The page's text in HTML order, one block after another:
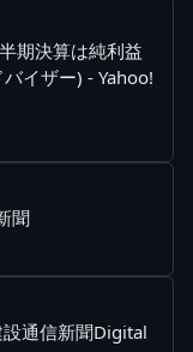
期決算は純利益
イザー) - Yahoo!
聞
通信新聞Digital